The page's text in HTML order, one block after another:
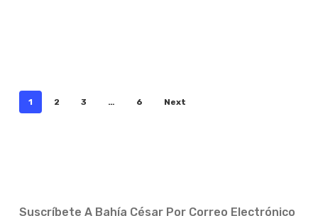
1 2 3 … 6 Next
Suscríbete A Bahía César Por Correo Electrónico